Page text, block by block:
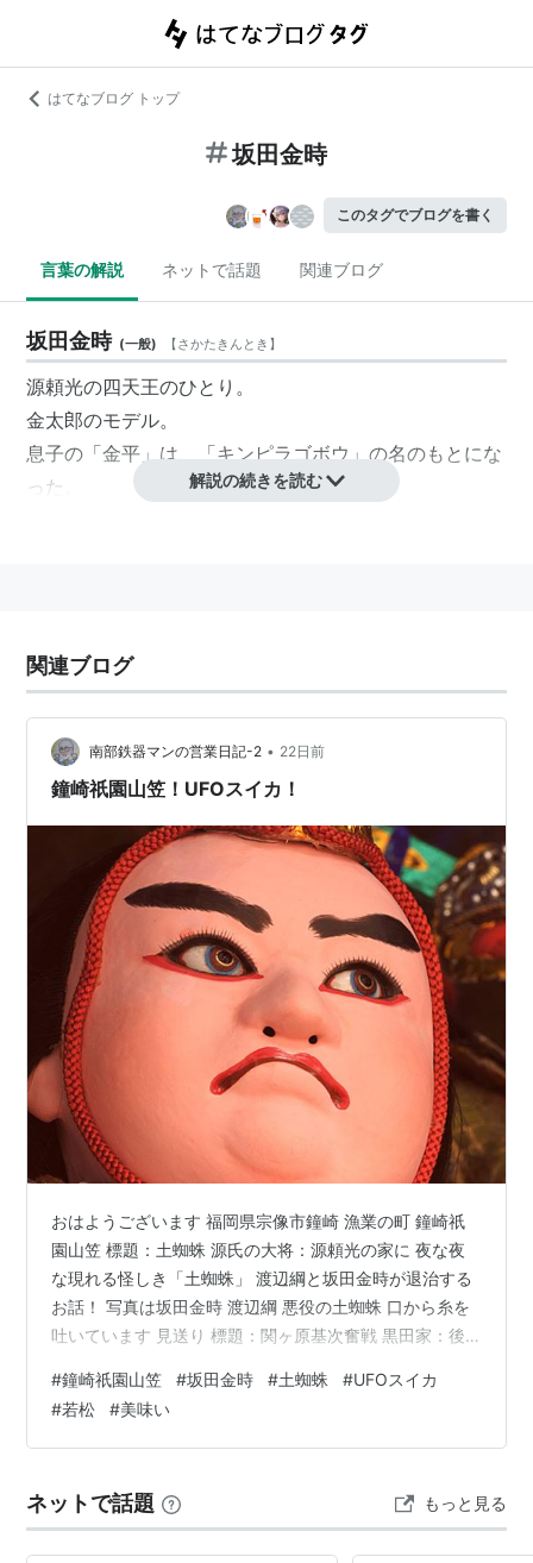
はてなブログ トップ
坂田金時
このタグでブログを書く
言葉の解説 ネットで話題 関連ブログ
坂田金時 (一般) 【さかたきんとき 】
源頼光の四天王のひとり。
金太郎のモデル。
息子の「金平」は、「キンピラゴボウ」の名のもとにな
った。
解説の続きを読む
関連ブログ
南部鉄器マンの営業日記-2 • 22日前
鐘崎祇園山笠！UFOスイカ！
おはようございます 福岡県宗像市鐘崎 漁業の町 鐘崎祇
園山笠 標題：土蜘蛛 源氏の大将：源頼光の家に 夜な夜
な現れる怪しき「土蜘蛛」 渡辺綱と坂田金時が退治する
お話！ 写真は坂田金時 渡辺綱 悪役の土蜘蛛 口から糸を
吐いています 見送り 標題：関ヶ原基次奮戦 黒田家：後
器マンのブログに お越し頂きありがとうございました 南
部鉄器マン全力投球のブログ写真 如何でしたか？ 明日も
是非お越しくださいませ。 感謝。
ログ更新時間午前5時01分 室温度29度 湿度83％ 外気温
度27度 体感温…
#鐘崎祇園山笠 #坂田金時 #土蜘蛛 #UFOスイカ
#若松 #美味い
ネットで話題 もっと見る